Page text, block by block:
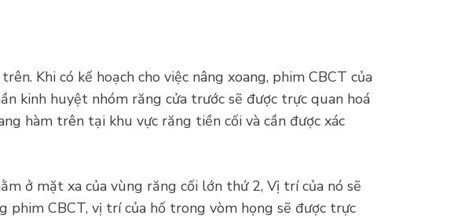
Khi có kế hoạch cho việc nâng xoang, phim CBCT của
kinh huyệt nhóm răng cửa trước sẽ được trực quan hoá
hàm trên tại khu vực răng tiền cối và cần được xác
ở mặt xa của vùng răng cối lớn thứ 2, Vị trí của nó sẽ
CBCT, vị trí của hố trong vòm họng sẽ được trực